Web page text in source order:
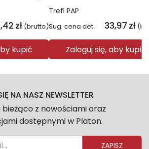
zł (brutto)
kupić
Trefl PAP
Sug. cena det. 33,97 zł
Zaloguj się, aby kupić
NA NASZ NEWSLETTER
bieżąco z nowościami oraz
dostępnymi w Platon.
ZAPISZ